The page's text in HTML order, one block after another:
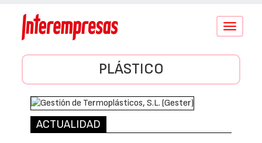
Conmutar
PLÁSTICO
ACTUALIDAD